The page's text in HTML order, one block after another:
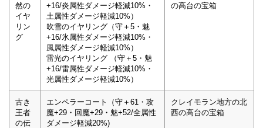
然の
イヤ
リン
グ
+16/炎属性ダメージ軽減10%・
土属性ダメージ軽減10%）
吹雪のイヤリング（守＋5・魅
+16/氷属性ダメージ軽減10%・
風属性ダメージ軽減10%）
雷光のイヤリング （守＋5・魅
+16/雷属性ダメージ軽減10%・
光属性ダメージ軽減10%）
の高台の宝箱
古き
王者
の伝
エンペラーコート（守＋61・攻
魔+29・回魔+29・魅+52/全属性
ダメージ軽減20%)
クレイモラン地方の北
西の高台の宝箱